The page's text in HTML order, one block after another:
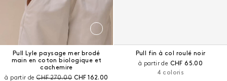
Pull Lyle paysage mer brodé
main en coton biologique et
cachemire
à partir dePrix avant remise :
CHF 270.00 Prix courant :
CHF 162.00
Pull fin à col roulé noir
à partir de Prix courant :
CHF 65.00
4 coloris